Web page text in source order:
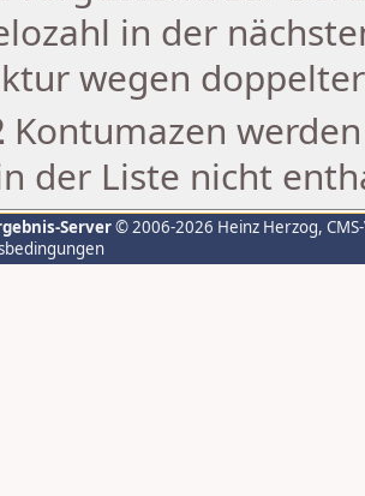
in der
wegen
Kontumazen
der Liste nicht
Server© 2006-2026 Heinz Herzog,